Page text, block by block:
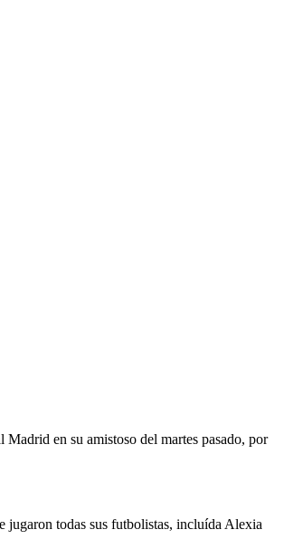
en su amistoso del martes pasado, por
jugaron todas sus futbolistas, incluída Alexia